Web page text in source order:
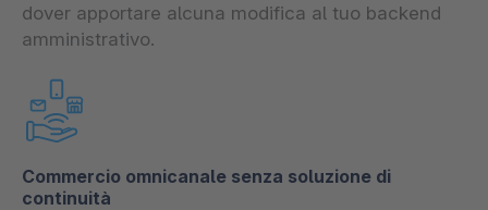
dover apportare alcuna modifica al tuo backend
amministrativo.
Commercio omnicanale senza soluzione di
continuità